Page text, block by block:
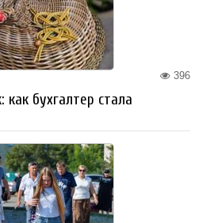
396
как бухгалтер стала